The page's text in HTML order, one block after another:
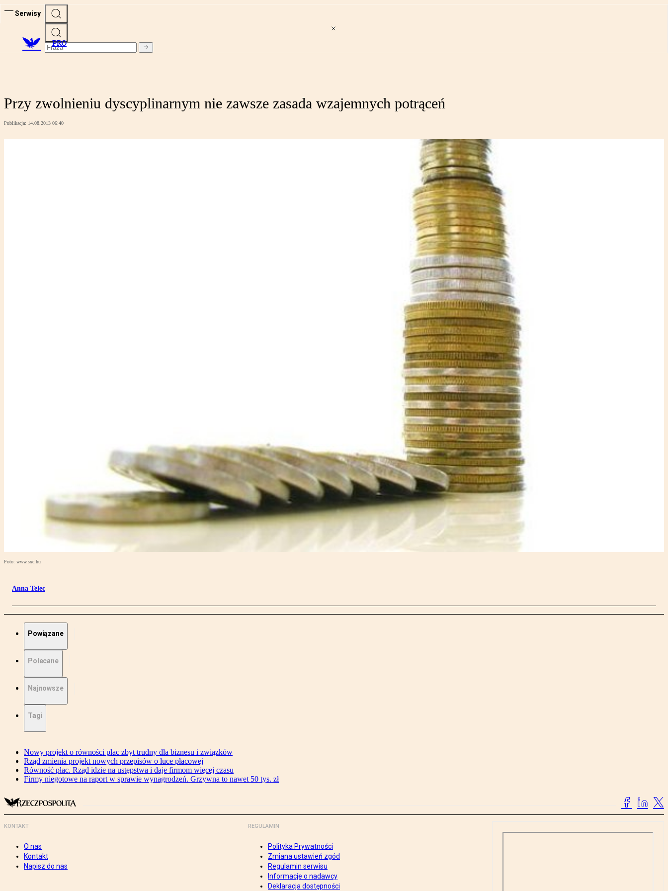
Serwisy
PRO
Przy zwolnieniu dyscyplinarnym nie zawsze zasada wzajemnych potrąceń
Publikacja: 14.08.2013 06:40
Foto: www.sxc.hu
Anna Telec
Powiązane
Polecane
Najnowsze
Tagi
Nowy projekt o równości płac zbyt trudny dla biznesu i związków
Rząd zmienia projekt nowych przepisów o luce płacowej
Równość płac. Rząd idzie na ustępstwa i daje firmom więcej czasu
Firmy niegotowe na raport w sprawie wynagrodzeń. Grzywna to nawet 50 tys. zł
KONTAKT
O nas
Kontakt
Napisz do nas
REGULAMIN
Polityka Prywatności
Zmiana ustawień zgód
Regulamin serwisu
Informacje o nadawcy
Deklaracja dostępności